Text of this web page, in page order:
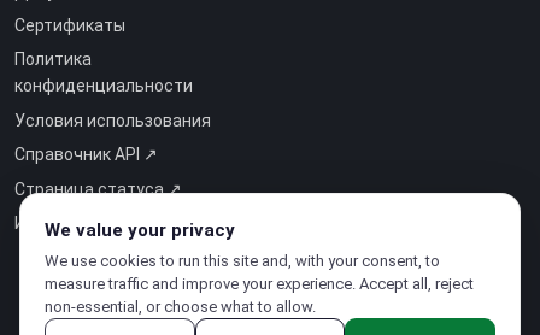
Сертификаты
Политика
конфиденциальности
Условия использования
Справочник API ↗
Страница статуса ↗
Интеллект как услуга ↗
We value your privacy
We use cookies to run this site and, with your consent, to
measure traffic and improve your experience. Accept all, reject
non-essential, or choose what to allow.